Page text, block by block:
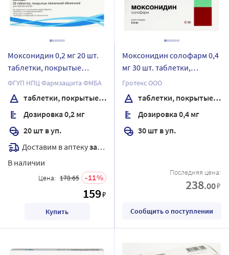
Моксонидин 0,2 мг 20 шт.
таблетки, покрытые
пленочной оболочкой
ФГУП НПЦ Фармзащита ФМБА
таблетки, покрытые пленочной оболочкой
Дозировка 0,2 мг
20 шт в уп.
Доставим в аптекузавтра
В наличии
Цена: 178.65 11
159₽
Купить
Моксонидин солофарм 0,4
мг 30 шт. таблетки,
покрытые пленочной
оболочкой
Гротекс ООО
таблетки, покрытые пленочной оболочкой
Дозировка 0,4 мг
30 шт в уп.
Последняя цена:
238.00₽
Сообщить о поступлении